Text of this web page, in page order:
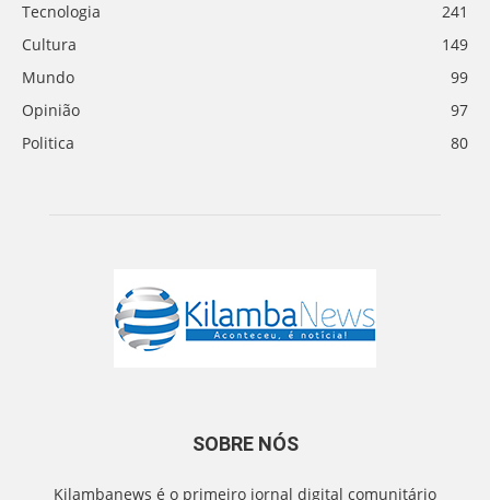
Tecnologia
241
Cultura
149
Mundo
99
Opinião
97
Politica
80
SOBRE NÓS
Kilambanews é o primeiro jornal digital comunitário